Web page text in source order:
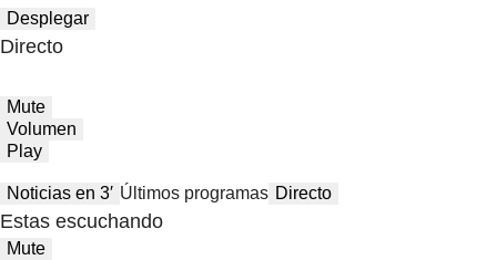
Desplegar
Directo
Mute
Volumen
Play
Noticias en 3′ Últimos programas Directo
Estas escuchando
Mute